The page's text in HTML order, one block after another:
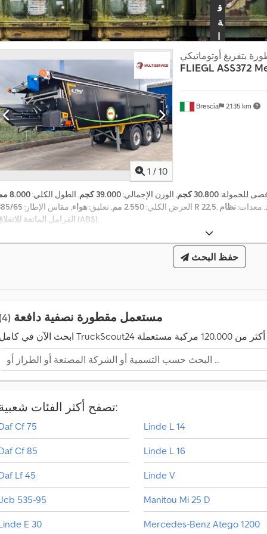
ق
ة
ا
ل
ت
ج
ر
آ
ن
+
4
9
2
1
8
9
5
0
7
1 / 10
Brescia 2.135 km
بتفريغ أوتوماتيكي
FLIEGL ASS372
للحمولة:30.800 كجم , الوزن الإجمالي:39.000 كجم , الطول الكلي:8.000 مم
العرض الكلي:2.550 مم , تعليق:هواء, مقاس الإطار: 385/65 R 22,5 , معدات:نظام
الفرامل المانعة للانغلاق (ABS),
حفظ البحث
مستعمل مقطورة نصفية دافعة (4)
تصفح أكثر الفئات شعبية:
Cf 75
Cf 85
Lf 45
535-95
E 30
Linde L 14
Linde L 16
Linde V
Manitou Mi 25 D
Mercedes-Benz Atego 1200
أ
ك
ث
م
4
0
.
0
0
ب
ر
ء
ش
ه
ر